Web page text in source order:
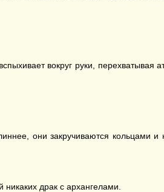
вокруг руки, перехватывая
они закручиваются кольцами и
драк с архангелами.